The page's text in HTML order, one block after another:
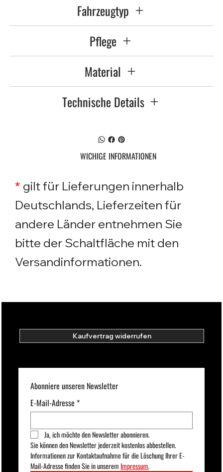
Fahrzeugtyp
Pflege
Material
Technische Details
WICHIGE INFORMATIONEN
* gilt für Lieferungen innerhalb
Deutschlands, Lieferzeiten für
andere Länder entnehmen Sie
bitte der Schaltfläche mit den
Versandinformationen.
Kaufvertrag widerrufen
Abonniere unseren Newsletter
E-Mail-Adresse *
Ja, ich möchte den Newsletter abonnieren.
Sie können den Newsletter jederzeit kostenlos abbestellen.
Informationen zur Kontaktaufnahme für die Löschung Ihrer E-
Mail-Adresse finden Sie in unserem Impressum.